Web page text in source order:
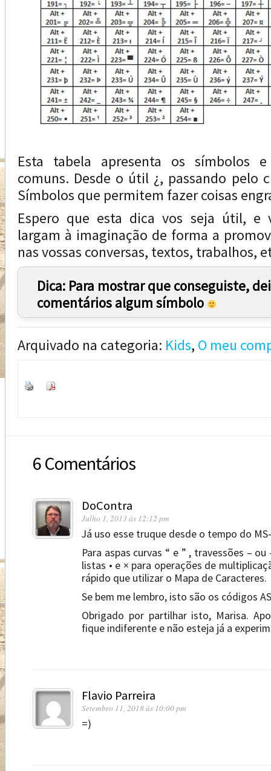
Esta tabela apresenta os símbolos e
comuns. Desde o útil ¿, passando pelo
Símbolos que permitem fazer coisas
Espero que esta dica vos seja útil, e
largam à imaginação de forma a
nas vossas conversas, textos, trabalhos,
Dica: Para mostrar que conseguiste,
comentários algum símbolo
Arquivado na categoria: Kids, O meu
6 Comentários
DoContra
Julho 1, 2013 às 12:12 pm
Já uso esse truque desde o tempo do
Para aspas curvas “ e ” , travessões –
listas • e × para operações de
rápido que utilizar o Mapa de Caracteres.
Se bem me lembro, isto são os códigos
Obrigado por partilhar isto, Marisa.
fique indiferente e não esteja já a
Flavio Parreira
Setembro 11, 2018 às 10:00 pm
=)